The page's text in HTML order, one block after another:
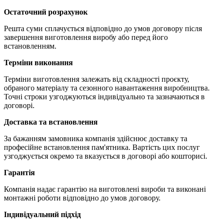
Остаточний розрахунок
Решта суми сплачується відповідно до умов договору після
завершення виготовлення виробу або перед його
встановленням.
Терміни виконання
Терміни виготовлення залежать від складності проєкту,
обраного матеріалу та сезонного навантаження виробництва.
Точні строки узгоджуються індивідуально та зазначаються в
договорі.
Доставка та встановлення
За бажанням замовника компанія здійснює доставку та
професійне встановлення пам'ятника. Вартість цих послуг
узгоджується окремо та вказується в договорі або кошторисі.
Гарантія
Компанія надає гарантію на виготовлені вироби та виконані
монтажні роботи відповідно до умов договору.
Індивідуальний підхід